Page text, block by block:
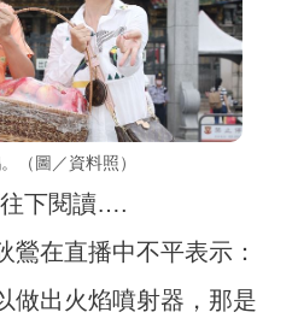
（圖／資料照）
下閱讀….
鶯在直播中不平表示：
做出火焰噴射器，那是